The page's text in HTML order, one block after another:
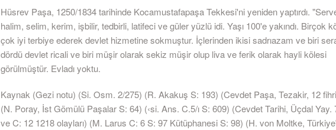
Hüsrev Paşa, 1250/1834 tarihinde Kocamustafapaşa Tekkesi'ni yeniden yaptırdı.
halim, selim, kerim, işbilir, tedbirli, latifeci ve güler yüzlü idi. Yaşı 100'e yakındı. Birçok
çok iyi terbiye ederek devlet hizmetine sokmuştur. İçlerinden ikisi sadrıazam ve biri
dördü devlet ricali ve biri müşir olarak sekiz müşir olup liva ve ferik olarak hayli kölesi
görülmüştür. Evladı yoktu.
Kaynak (Gezi notu) (Si. Osm. 2/275) (R. Akakuş S: 193) (Cevdet Paşa, Tezakir, 12
(N. Poray, İst Gömülü Paşalar S: 64) (‹si. Ans. C.5/ı S: 609) (Cevdet Tarihi, Üçdal Yay.
ve C: 12 1218 olayları) (M. Larus C: 6 S: 97 Kütüphanesi S: 98) (H. von Moltke,